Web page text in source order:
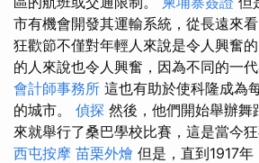
市有機會開發其運輸系統，從長遠來看
狂歡節不僅對年輕人來說是令人興奮
的人來說也令人興奮，因為不同的一
會計師事務所 這也有助於使科隆成為
的城市。 偵探 然後，他們開始舉辦舞
來就舉行了桑巴學校比賽，這是當今狂
西屯按摩 苗栗外燴 但是，直到1917